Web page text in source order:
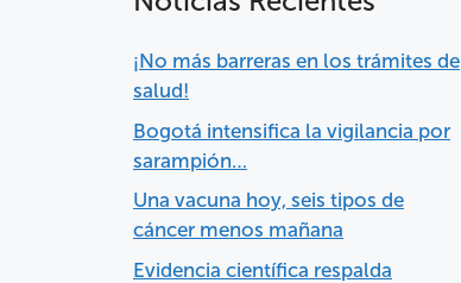
¡No más barreras en los trámites de
salud!
Bogotá intensifica la vigilancia por
sarampión…
Una vacuna hoy, seis tipos de
cáncer menos mañana
Evidencia científica respalda